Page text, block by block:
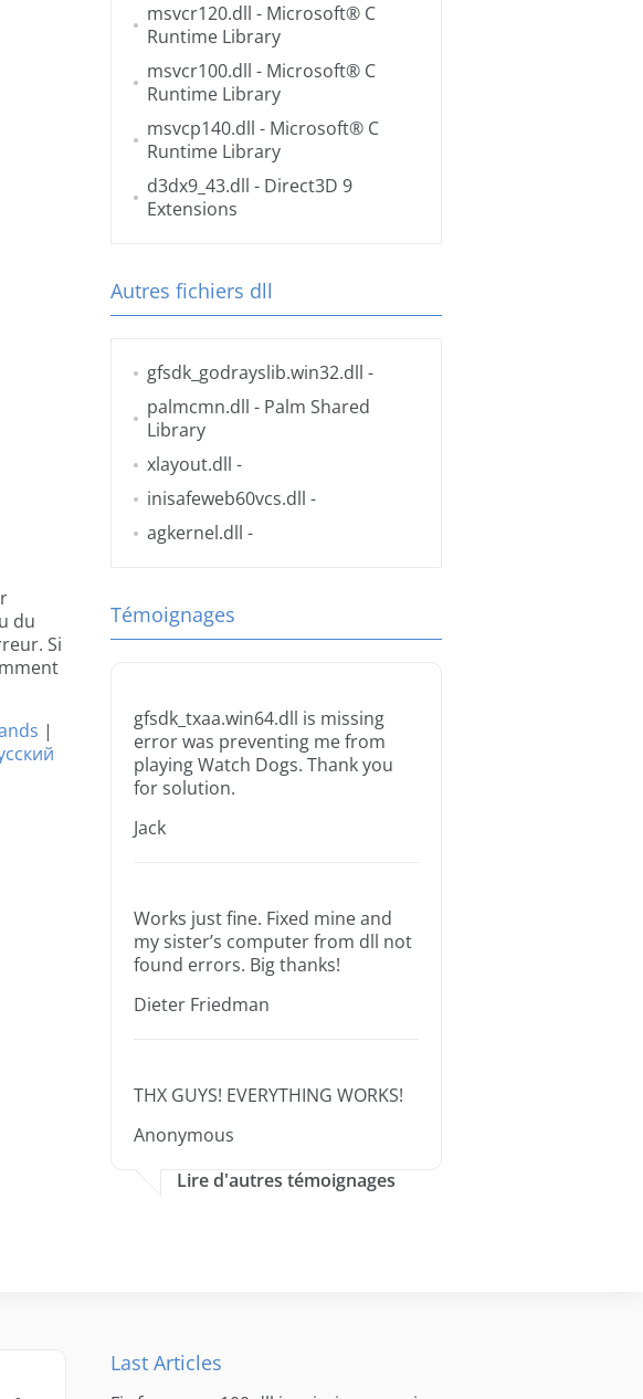
du
Si
|
msvcr120.dll - Microsoft® C
Runtime Library
msvcr100.dll - Microsoft® C
Runtime Library
msvcp140.dll - Microsoft® C
Runtime Library
d3dx9_43.dll - Direct3D 9
Extensions
Autres fichiers dll
gfsdk_godrayslib.win32.dll -
palmcmn.dll - Palm Shared
Library
xlayout.dll -
inisafeweb60vcs.dll -
agkernel.dll -
Témoignages
gfsdk_txaa.win64.dll is missing
error was preventing me from
playing Watch Dogs. Thank you
for solution.
Jack
Works just fine. Fixed mine and
my sister’s computer from dll not
found errors. Big thanks!
Dieter Friedman
THX GUYS! EVERYTHING WORKS!
Anonymous
Lire d'autres témoignages
Last Articles